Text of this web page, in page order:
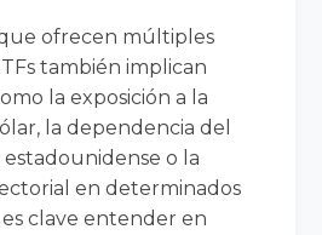
ofrecen múltiples
también implican
la exposición a la
la dependencia del
o la
en determinados
es clave entender en